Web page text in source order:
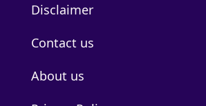
Disclaimer
Contact us
About us